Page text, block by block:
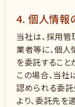
4. 個人情報
当社は、採用
業者等に、個
を委託すること
この場合、当社
認められる委
より、委託先を